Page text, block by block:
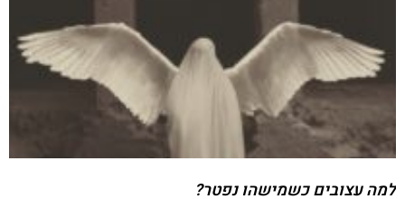
למה עצובים כשמישהו נפטר?